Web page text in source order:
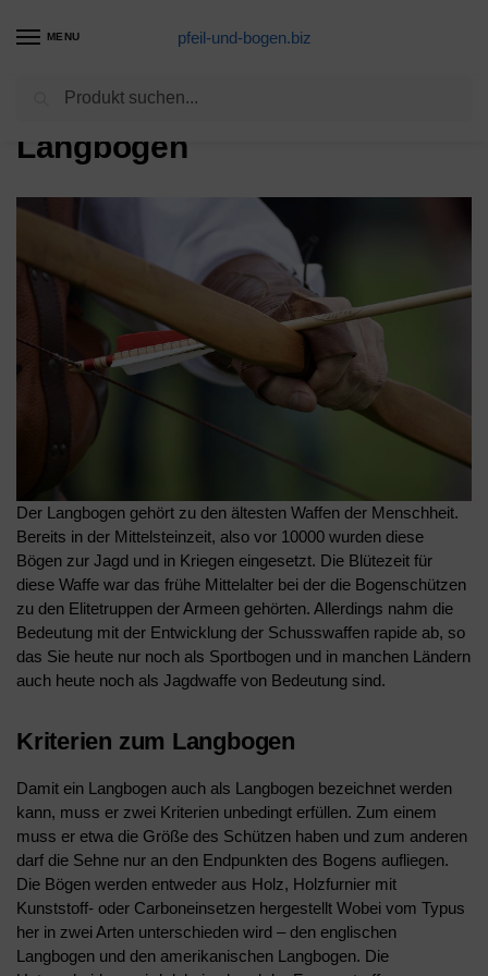
MENU pfeil-und-bogen.biz
Langbogen
Langbogen
Der Langbogen gehört zu den ältesten Waffen der Menschheit.
Bereits in der Mittelsteinzeit, also vor 10000 wurden diese
Bögen zur Jagd und in Kriegen eingesetzt. Die Blütezeit für
diese Waffe war das frühe Mittelalter bei der die Bogenschützen
zu den Elitetruppen der Armeen gehörten. Allerdings nahm die
Bedeutung mit der Entwicklung der Schusswaffen rapide ab, so
das Sie heute nur noch als Sportbogen und in manchen Ländern
auch heute noch als Jagdwaffe von Bedeutung sind.
Kriterien zum Langbogen
Damit ein Langbogen auch als Langbogen bezeichnet werden
kann, muss er zwei Kriterien unbedingt erfüllen. Zum einem
muss er etwa die Größe des Schützen haben und zum anderen
darf die Sehne nur an den Endpunkten des Bogens aufliegen.
Die Bögen werden entweder aus Holz, Holzfurnier mit
Kunststoff- oder Carboneinsetzen hergestellt Wobei vom Typus
her in zwei Arten unterschieden wird – den englischen
Langbogen und den amerikanischen Langbogen. Die